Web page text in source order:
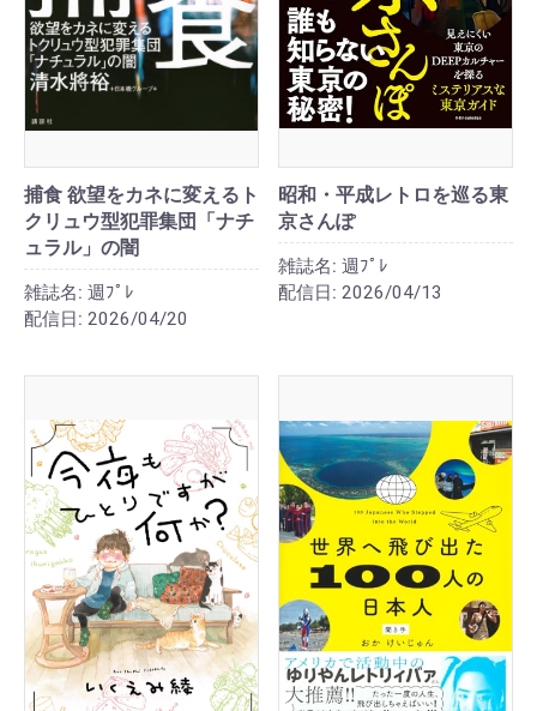
捕食 欲望をカネに変えるト
クリュウ型犯罪集団「ナチ
ュラル」の闇
雑誌名: 週ﾌﾟﾚ
配信日: 2026/04/20
昭和・平成レトロを巡る東
京さんぽ
雑誌名: 週ﾌﾟﾚ
配信日: 2026/04/13